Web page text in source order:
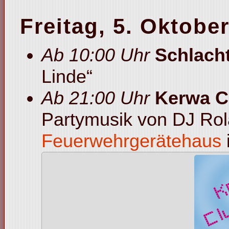
Freitag, 5.
Ab 10:00 Uhr
Linde“
Ab 21:00 Uhr Kerwa
Partymusik von DJ
Feuerwehrgerätehaus